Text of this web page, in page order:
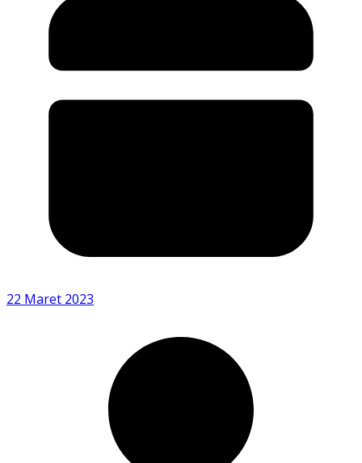
22 Maret 2023